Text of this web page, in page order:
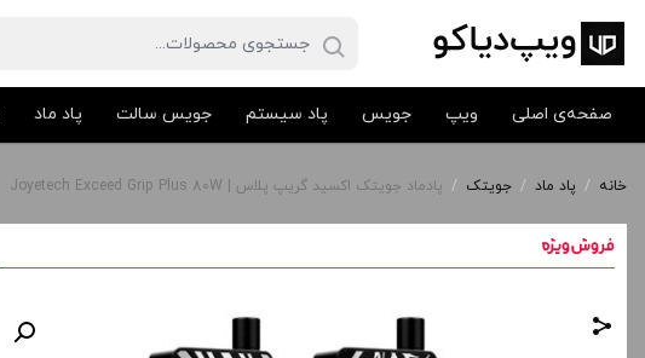
صفحه‌ی اصلی ویپ جویس پاد سیستم جویس سالت پاد ماد
خانه / پاد ماد / جویتک / پادماد جویتک اکسید گریپ پلاس | Joyetech Exceed Grip Plus 80W